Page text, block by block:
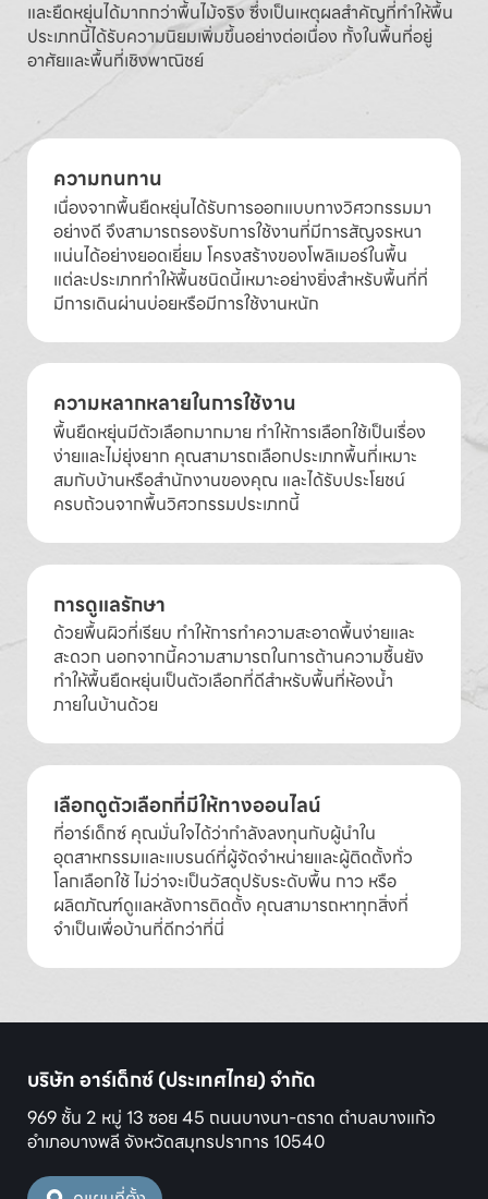
และยืดหยุ่นได้มากกว่าพื้นไม้จริง ซึ่งเป็นเหตุผลสำคัญที่ทำให้พื้น
ประเภทนี้ได้รับความนิยมเพิ่มขึ้นอย่างต่อเนื่อง ทั้งในพื้นที่อยู่
อาศัยและพื้นที่เชิงพาณิชย์
ความทนทาน
เนื่องจากพื้นยืดหยุ่นได้รับการออกแบบทางวิศวกรรมมา
อย่างดี จึงสามารถรองรับการใช้งานที่มีการสัญจรหนา
แน่นได้อย่างยอดเยี่ยม โครงสร้างของโพลิเมอร์ในพื้น
แต่ละประเภททำให้พื้นชนิดนี้เหมาะอย่างยิ่งสำหรับพื้นที่ที่
มีการเดินผ่านบ่อยหรือมีการใช้งานหนัก
ความหลากหลายในการใช้งาน
พื้นยืดหยุ่นมีตัวเลือกมากมาย ทำให้การเลือกใช้เป็นเรื่อง
ง่ายและไม่ยุ่งยาก คุณสามารถเลือกประเภทพื้นที่เหมาะ
สมกับบ้านหรือสำนักงานของคุณ และได้รับประโยชน์
ครบถ้วนจากพื้นวิศวกรรมประเภทนี้
การดูแลรักษา
ด้วยพื้นผิวที่เรียบ ทำให้การทำความสะอาดพื้นง่ายและ
สะดวก นอกจากนี้ความสามารถในการต้านความชื้นยัง
ทำให้พื้นยืดหยุ่นเป็นตัวเลือกที่ดีสำหรับพื้นที่ห้องน้ำ
ภายในบ้านด้วย
เลือกดูตัวเลือกที่มีให้ทางออนไลน์
ที่อาร์เด็กซ์ คุณมั่นใจได้ว่ากำลังลงทุนกับผู้นำใน
อุตสาหกรรมและแบรนด์ที่ผู้จัดจำหน่ายและผู้ติดตั้งทั่ว
โลกเลือกใช้ ไม่ว่าจะเป็นวัสดุปรับระดับพื้น กาว หรือ
ผลิตภัณฑ์ดูแลหลังการติดตั้ง คุณสามารถหาทุกสิ่งที่
จำเป็นเพื่อบ้านที่ดีกว่าที่นี่
บริษัท อาร์เด็กซ์ (ประเทศไทย) จำกัด
969 ชั้น 2 หมู่ 13 ซอย 45 ถนนบางนา-ตราด ตำบลบางแก้ว
อำเภอบางพลี จังหวัดสมุทรปราการ 10540